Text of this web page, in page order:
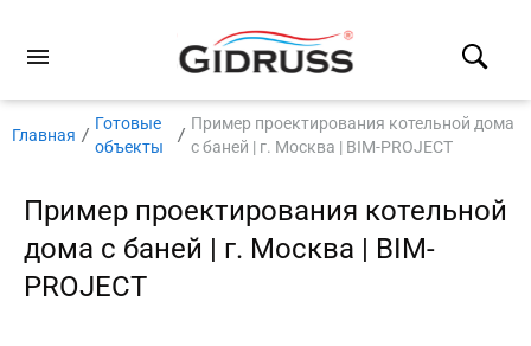
Главная
Готовые
объекты
Пример проектирования котельной дома
с баней | г. Москва | BIM-PROJECT
Пример проектирования котельной
дома с баней | г. Москва | BIM-
PROJECT